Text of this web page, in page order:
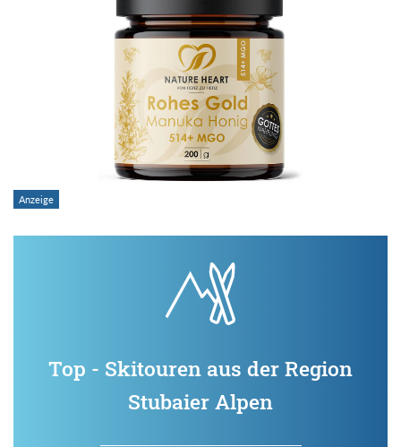
Top - Skitouren aus der Region
Stubaier Alpen